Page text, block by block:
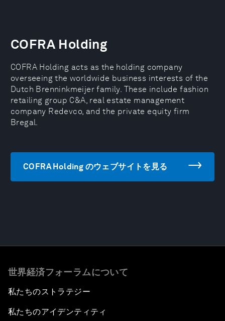
COFRA Holding
COFRA Holding acts as the holding company
overseeing the worldwide business interests of the
Dutch Brenninkmeijer family. These include fashion
retailing group C&A, real estate management
company Redevco, and the private equity firm
Bregal.
COFRA Holding のウェブサイトを見る
世界経済フォーラムについて
私たちのストラテジー
私たちのアイデンティティ